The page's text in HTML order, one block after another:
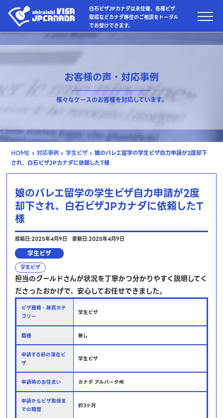
白石ビザJPカナダは永住権、各種ビザ
取得などカナダ移住のご相談をトータル
でお受けできます。
お客様の声・対応事例
様々なケースのお客様を対応しています。
HOME › 対応事例 › 学生ビザ › 娘のバレエ留学の学生ビザ自力申請が2度却下
され、白石ビザJPカナダに依頼したT様
娘のバレエ留学の学生ビザ自力申請が2度
却下され、白石ビザJPカナダに依頼したT
様
投稿日:2025年4月9日 更新日:2025年4月9日
学生ビザ
学生ビザ
担当のグールドさんが状況を丁寧かつ分かりやすく説明してく
ださったおかげで、安心してお任せできました。
ビザ種類・移民カテ
ゴリー
学生ビザ
職種 無し
申請する前の滞在ビ
ザ
学生ビザ
申請時のお住まい カナダ アルバータ州
申請からビザ取得ま
での期間
約3ヶ月